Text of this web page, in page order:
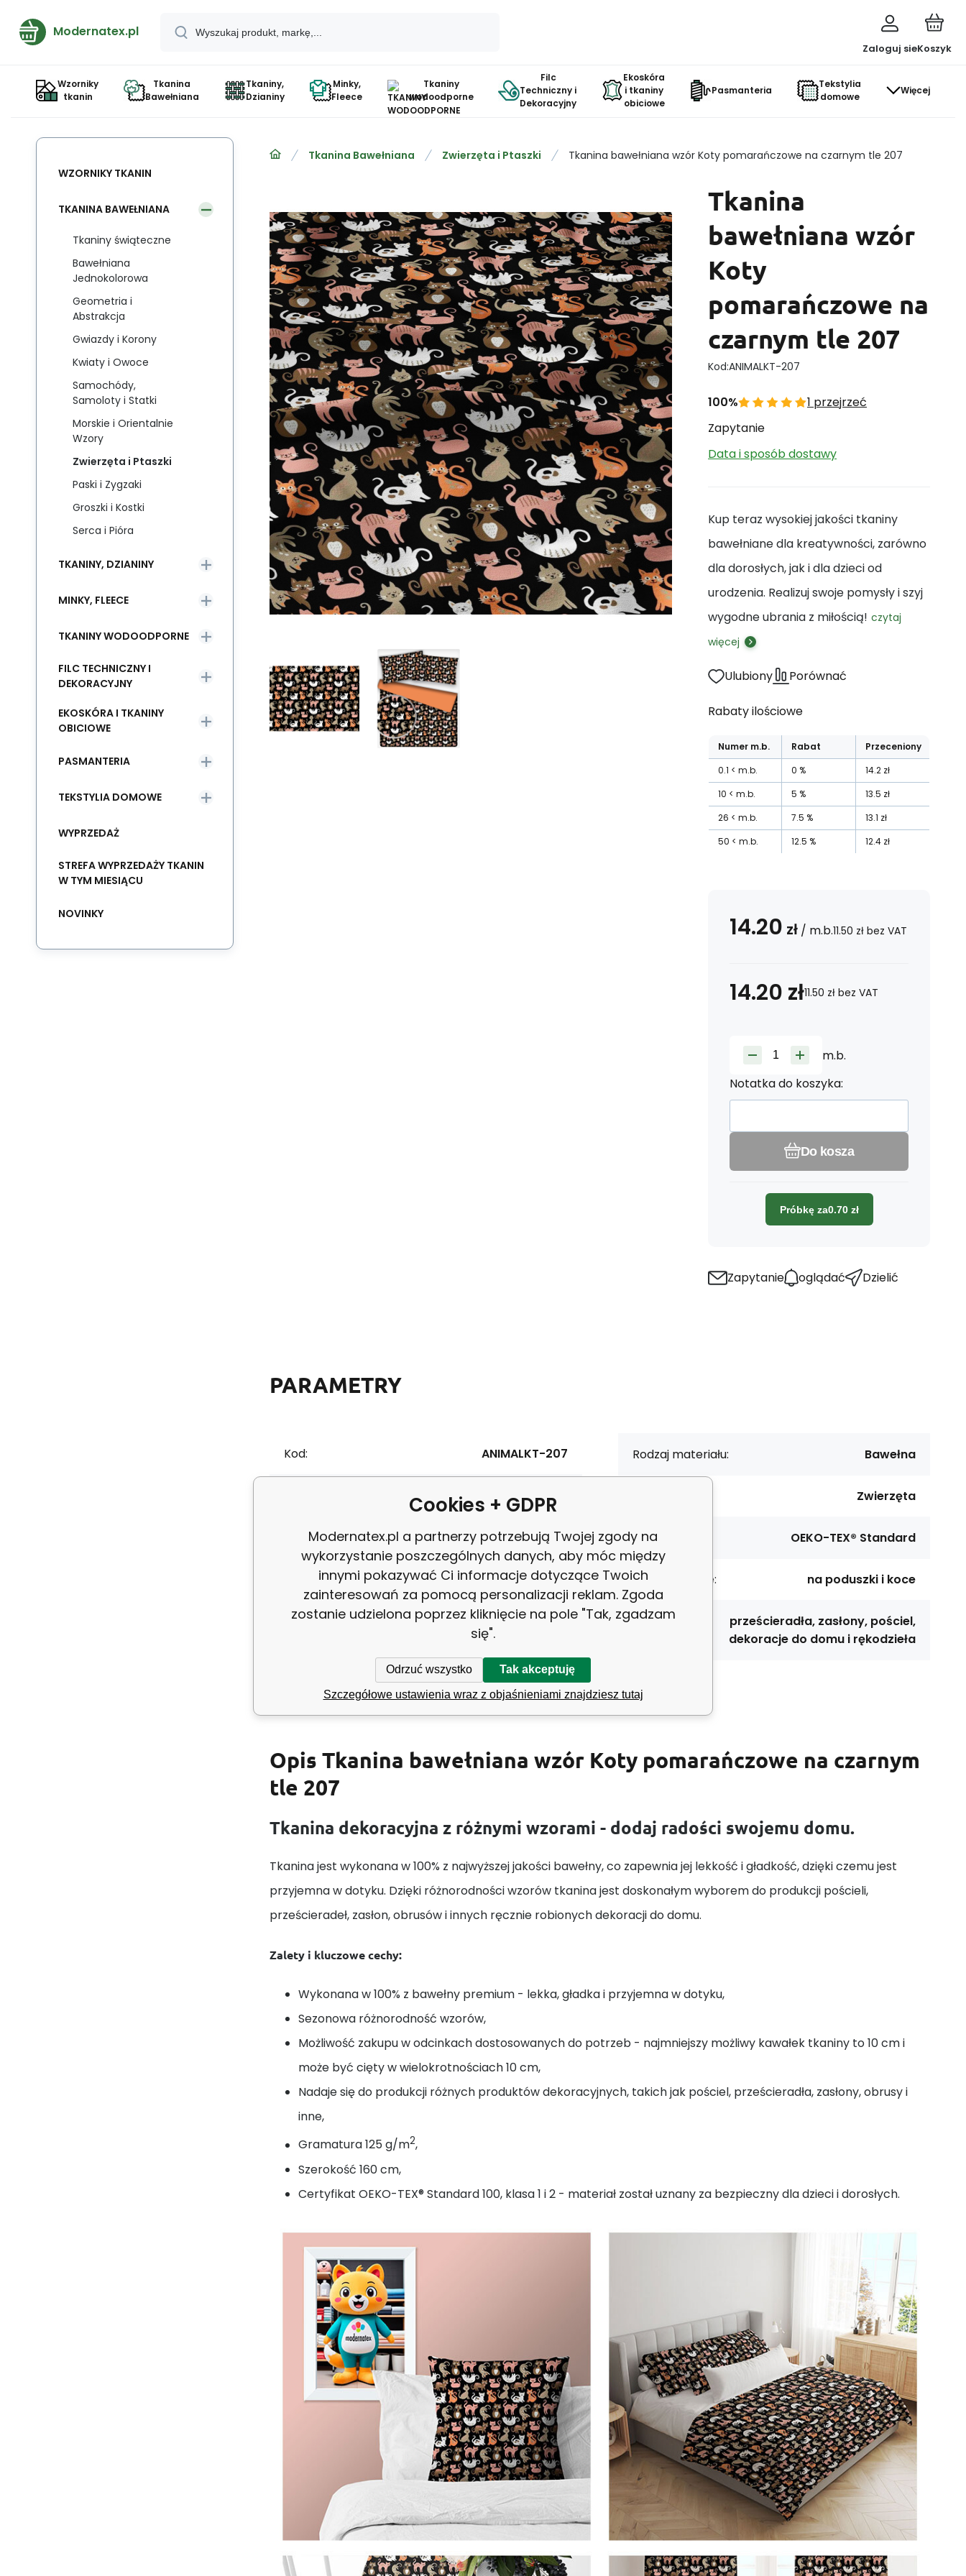
Modernatex.pl
Zaloguj sieKoszyk
Wzorniky
tkanin
Tkanina
Bawełniana
Tkaniny,
Dzianiny
Minky,
Fleece
Tkaniny
wodoodporne
Filc
Techniczny i
Dekoracyjny
Ekoskóra
i tkaniny
obiciowe
Pasmanteria
Tekstylia
domowe
Więcej
Tkanina Bawełniana Zwierzęta i Ptaszki Tkanina bawełniana wzór Koty pomarańczowe na czarnym tle 207
Tkanina
bawełniana wzór
Koty
pomarańczowe na
czarnym tle 207
Kod:ANIMALKT-207
100%
1 przejrzeć
Zapytanie
Data i sposób dostawy
Kup teraz wysokiej jakości tkaniny
bawełniane dla kreatywności, zarówno
dla dorosłych, jak i dla dzieci od
urodzenia. Realizuj swoje pomysły i szyj
wygodne ubrania z miłością! czytaj
więcej
Ulubiony Porównać
Rabaty ilościowe
Numer m.b. Rabat
Przeceniony
0.1
m.b. 0 % 14.2 zł
10
m.b. 5 % 13.5 zł
26
m.b. 7.5 % 13.1 zł
50
m.b. 12.5 % 12.4 zł
14.20 zł / m.b.11.50 zł bez VAT
14.20 zł11.50 zł bez VAT
m.b.
Notatka do koszyka:
Do kosza
Próbkę za0.70 zł
Zapytanie oglądać Dzielić
PARAMETRY
Kod: ANIMALKT-207
8595721048049
Skład materiałowy: Bawełna 100%
Gramatura: 125 g/m2
Szerokość: 160 cm
Czarny
Rodzaj materiału: Bawełna
Zwierzęta
Certyfikat: OEKO-TEX® Standard
Przeznaczenie: na poduszki i koce
prześcieradła, zasłony, pościel,
dekoracje do domu i rękodzieła
Opis Tkanina bawełniana wzór Koty pomarańczowe na czarnym
tle 207
Tkanina dekoracyjna z różnymi wzorami - dodaj radości swojemu domu.
Tkanina jest wykonana w 100% z najwyższej jakości bawełny, co zapewnia jej lekkość i gładkość, dzięki czemu jest
przyjemna w dotyku. Dzięki różnorodności wzorów tkanina jest doskonałym wyborem do produkcji pościeli,
prześcieradeł, zasłon, obrusów i innych ręcznie robionych dekoracji do domu.
Zalety i kluczowe cechy:
Wykonana w 100% z bawełny premium - lekka, gładka i przyjemna w dotyku,
Sezonowa różnorodność wzorów,
Możliwość zakupu w odcinkach dostosowanych do potrzeb - najmniejszy możliwy kawałek tkaniny to 10 cm i
może być cięty w wielokrotnościach 10 cm,
Nadaje się do produkcji różnych produktów dekoracyjnych, takich jak pościel, prześcieradła, zasłony, obrusy i
inne,
Gramatura 125 g/m2,
Szerokość 160 cm,
Certyfikat OEKO-TEX® Standard 100, klasa 1 i 2 - materiał został uznany za bezpieczny dla dzieci i dorosłych.
WZORNIKY TKANIN
TKANINA BAWEŁNIANA
Tkaniny świąteczne
Bawełniana
Jednokolorowa
Geometria i
Abstrakcja
Gwiazdy i Korony
Kwiaty i Owoce
Samochódy,
Samoloty i Statki
Morskie i Orientalnie
Wzory
Zwierzęta i Ptaszki
Paski i Zygzaki
Groszki i Kostki
Serca i Pióra
TKANINY, DZIANINY
MINKY, FLEECE
TKANINY WODOODPORNE
FILC TECHNICZNY I
DEKORACYJNY
EKOSKÓRA I TKANINY
OBICIOWE
PASMANTERIA
TEKSTYLIA DOMOWE
WYPRZEDAŻ
STREFA WYPRZEDAŻY TKANIN
W TYM MIESIĄCU
NOVINKY
Cookies + GDPR
Modernatex.pl a partnerzy potrzebują Twojej zgody na
wykorzystanie poszczególnych danych, aby móc między
innymi pokazywać Ci informacje dotyczące Twoich
zainteresowań za pomocą personalizacji reklam. Zgoda
zostanie udzielona poprzez kliknięcie na pole "Tak, zgadzam
się".
Odrzuć wszystko Tak akceptuję
Szczegółowe ustawienia wraz z objaśnieniami znajdziesz tutaj